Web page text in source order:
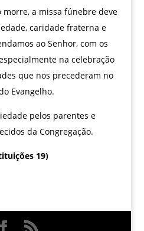
a missa fúnebre deve
caridade fraterna e
ao Senhor, com os
na celebração
que nos precederam no
Evangelho.
pelos parentes e
da Congregação.
19)